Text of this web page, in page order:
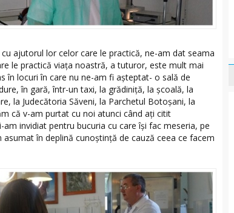
ajutorul lor celor care le practică, ne-am dat seama
le practică viaţa noastră, a tuturor, este mult mai
în locuri în care nu ne-am fi aşteptat- o sală de
în gară, într-un taxi, la grădiniţă, la şcoală, la
la Judecătoria Săveni, la Parchetul Botoşani, la
că v-am purtat cu noi atunci când aţi citit
invidiat pentru bucuria cu care îşi fac meseria, pe
în deplină cunoştinţă de cauză ceea ce facem